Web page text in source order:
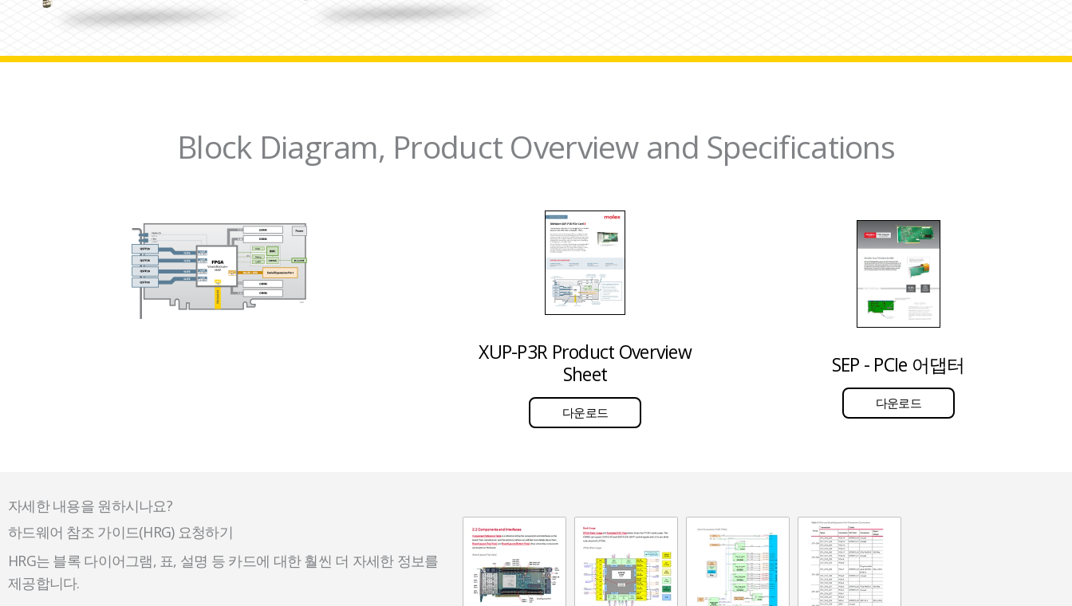
Block Diagram, Product Overview and Specifications
XUP-P3R Product Overview
Sheet
다운로드
SEP - PCIe 어댑터
다운로드
자세한 내용을 원하시나요?
하드웨어 참조 가이드(HRG) 요청하기
HRG는 블록 다이어그램, 표, 설명 등 카드에 대한 훨씬 더 자세한 정보를
제공합니다.